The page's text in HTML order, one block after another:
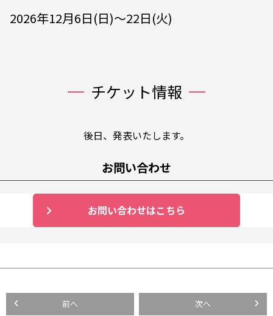
2026年12月6日(日)～22日(火)
チケット情報
後日、発表いたします。
お問い合わせ
お問い合わせはこちら
投
前へ
次へ